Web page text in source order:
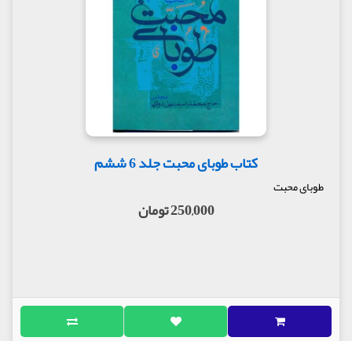
کتاب طوبای محبت جلد 6 ششم
طوبای محبت
250,000 تومان